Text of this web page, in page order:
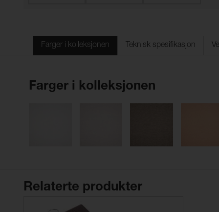
Farger i kolleksjonen Teknisk spesifikasjon
Farger i kolleksjonen
Relaterte produkter